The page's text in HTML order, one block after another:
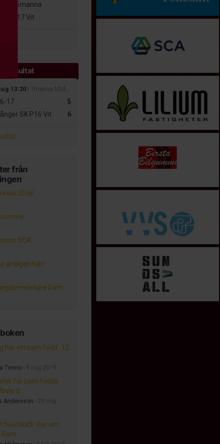
5manna
IF P17 Vit
resultat
13:20 | 7manna MidNordic
5
17
6
SK P16 Vit
från
2026!
SCA
äntligen här!
Dam
har ett barn född -12
Tenno - 9 maj 2019
för barn födda
d...
Andersson -
20 maj
felutskick. Ber om